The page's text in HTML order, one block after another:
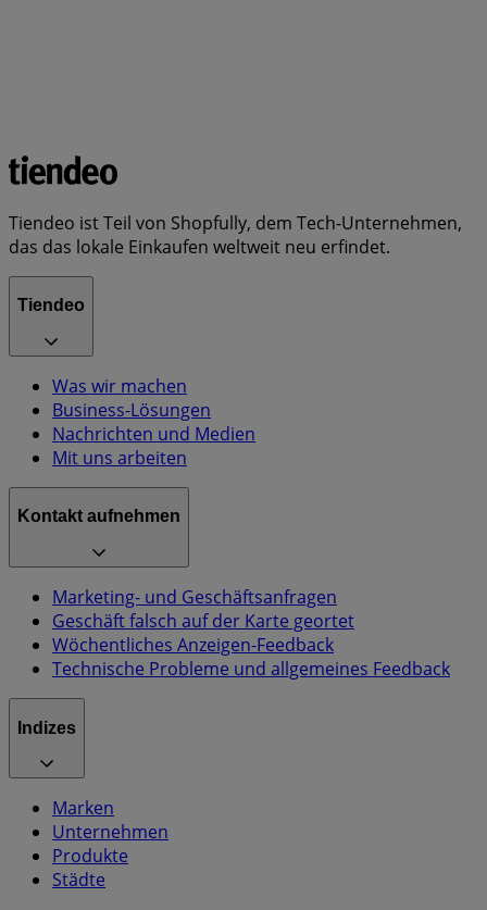
Tiendeo ist Teil von Shopfully, dem Tech-Unternehmen,
das das lokale Einkaufen weltweit neu erfindet.
Tiendeo
Was wir machen
Business-Lösungen
Nachrichten und Medien
Mit uns arbeiten
Kontakt aufnehmen
Marketing- und Geschäftsanfragen
Geschäft falsch auf der Karte geortet
Wöchentliches Anzeigen-Feedback
Technische Probleme und allgemeines Feedback
Indizes
Marken
Unternehmen
Produkte
Städte